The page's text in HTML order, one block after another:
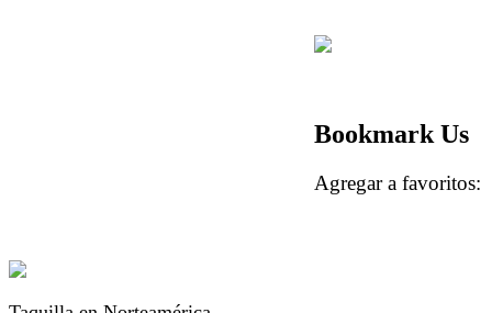
Bookmark Us
Agregar a